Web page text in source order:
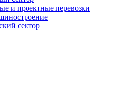
и проектные перевозки
сектор